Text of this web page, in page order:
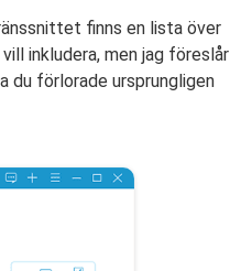
finns en lista över
inkludera, men jag föreslår
du förlorade ursprungligen